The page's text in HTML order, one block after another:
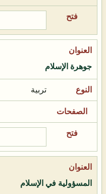
جوهرة الإسلام
تربية
المسؤولية في الإسلام